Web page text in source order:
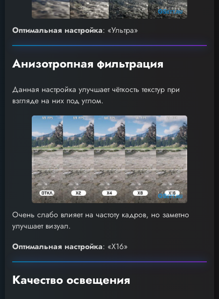
Оптимальная настройка: «Ультра»
Анизотропная фильтрация
Данная настройка улучшает чёткость текстур при
взгляде на них под углом.
Очень слабо влияет на частоту кадров, но заметно
улучшает визуал.
Оптимальная настройка: «X16»
Качество освещения